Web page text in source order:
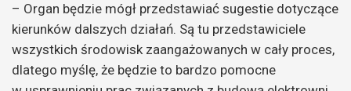
– Organ będzie mógł przedstawiać sugestie dotyczące
kierunków dalszych działań. Są tu przedstawiciele
wszystkich środowisk zaangażowanych w cały proces,
dlatego myślę, że będzie to bardzo pomocne